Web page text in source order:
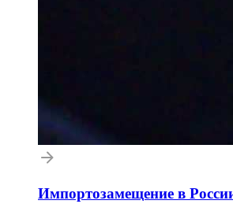
Импортозамещение в